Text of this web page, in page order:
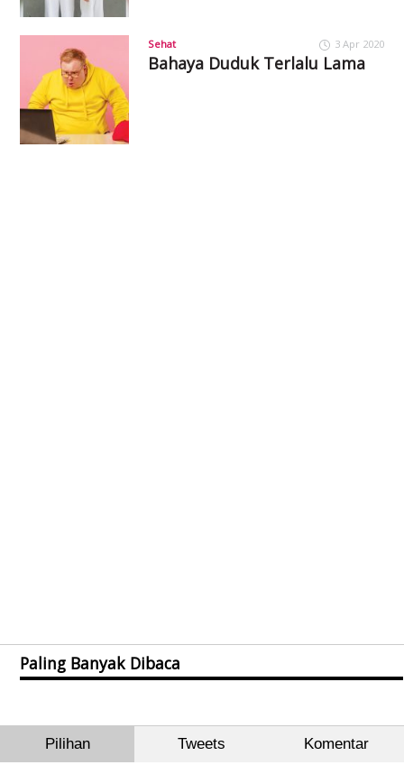
Sehat 3 Apr 2020
Bahaya Duduk Terlalu Lama
Paling Banyak Dibaca
Pilihan Tweets Komentar